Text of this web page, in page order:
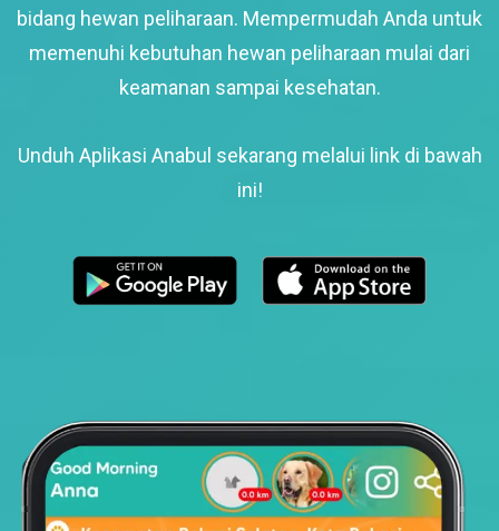
bidang hewan peliharaan. Mempermudah Anda untuk
memenuhi kebutuhan hewan peliharaan mulai dari
keamanan sampai kesehatan.
Unduh Aplikasi Anabul sekarang melalui link di bawah
ini!